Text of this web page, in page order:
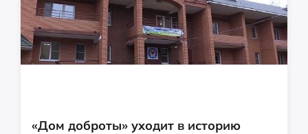
«Дом доброты» уходит в историю